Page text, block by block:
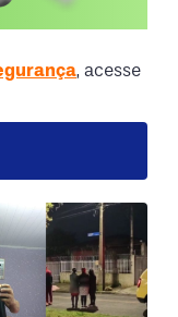
, acesse